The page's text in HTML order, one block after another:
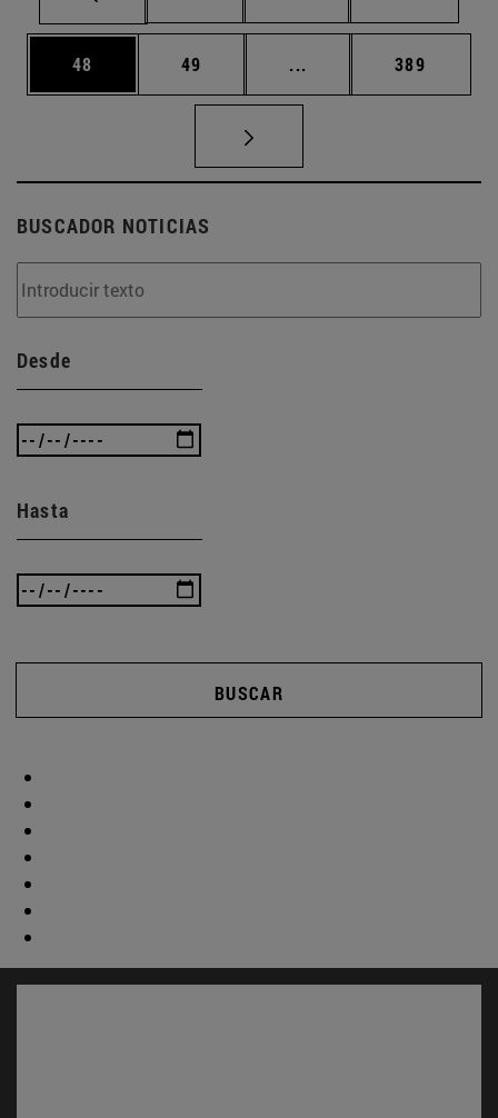
Página
48 Página
49 ... Páginas intermedias
Página
389
BUSCADOR NOTICIAS
Desde
Hasta
BUSCAR